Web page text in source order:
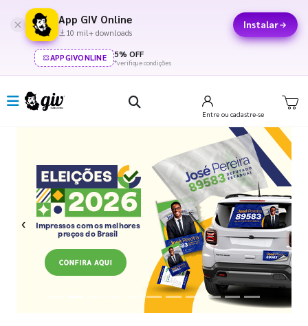
App GIV Online
10 mil+ downloads
Instalar
APPGIVONLINE 5% OFF
*verifique condições
Entre ou cadastre-se
Previous Next